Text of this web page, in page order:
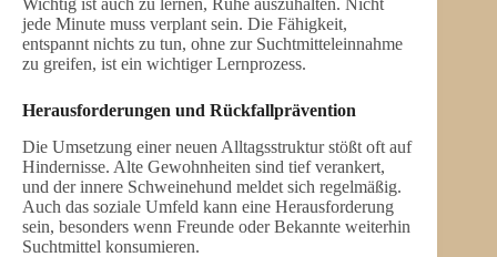
Wichtig ist auch zu lernen, Ruhe auszuhalten. Nicht
jede Minute muss verplant sein. Die Fähigkeit,
entspannt nichts zu tun, ohne zur Suchtmitteleinnahme
zu greifen, ist ein wichtiger Lernprozess.
Herausforderungen und Rückfallprävention
Die Umsetzung einer neuen Alltagsstruktur stößt oft auf
Hindernisse. Alte Gewohnheiten sind tief verankert,
und der innere Schweinehund meldet sich regelmäßig.
Auch das soziale Umfeld kann eine Herausforderung
sein, besonders wenn Freunde oder Bekannte weiterhin
Suchtmittel konsumieren.